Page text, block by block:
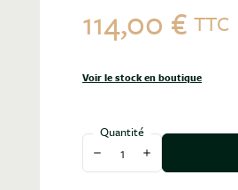
114,00 € TTC
Voir le stock en boutique
Quantité
Diminuer la quantité
Augmenter la